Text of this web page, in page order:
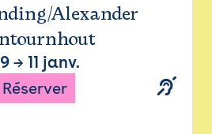
Alexander
→ 11 janv.
Réserver